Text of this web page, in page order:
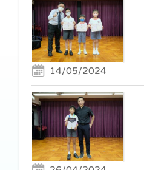
14/05/2024